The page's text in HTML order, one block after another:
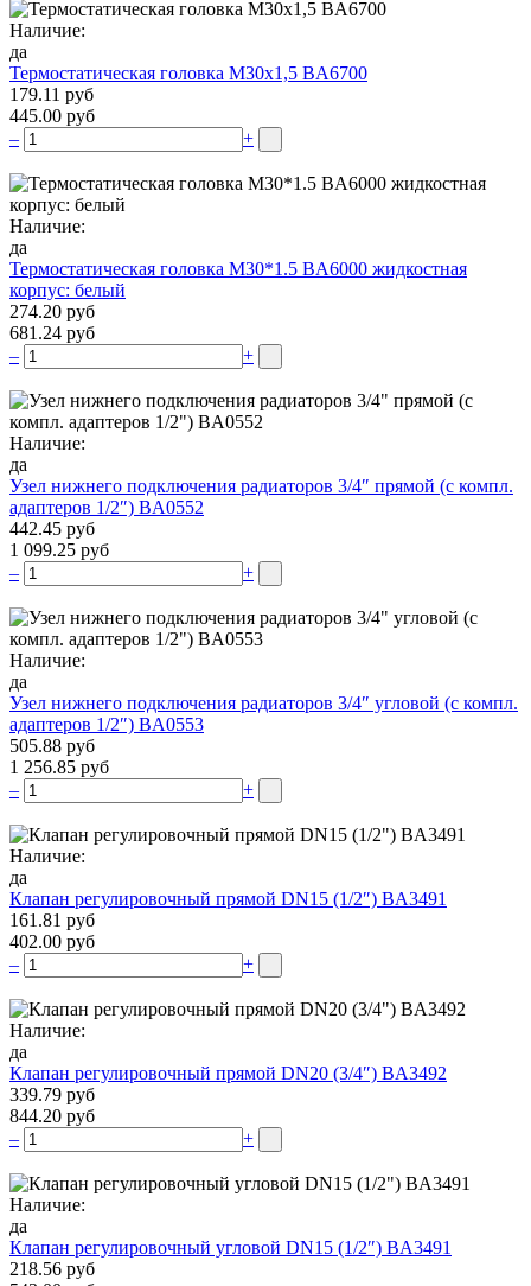
Наличие:
да
Термостатическая головка М30х1,5 BA6700
179.11 руб
445.00 руб
–
+
Наличие:
да
Термостатическая головка M30*1.5 BA6000 жидкостная
корпус: белый
274.20 руб
681.24 руб
–
+
Наличие:
да
Узел нижнего подключения радиаторов 3/4″ прямой (c компл.
адаптеров 1/2″) BA0552
442.45 руб
1 099.25 руб
–
+
Наличие:
да
Узел нижнего подключения радиаторов 3/4″ угловой (c компл.
адаптеров 1/2″) BA0553
505.88 руб
1 256.85 руб
–
+
Наличие:
да
Клапан регулировочный прямой DN15 (1/2″) BA3491
161.81 руб
402.00 руб
–
+
Наличие:
да
Клапан регулировочный прямой DN20 (3/4″) BA3492
339.79 руб
844.20 руб
–
+
Наличие:
да
Клапан регулировочный угловой DN15 (1/2″) BA3491
218.56 руб